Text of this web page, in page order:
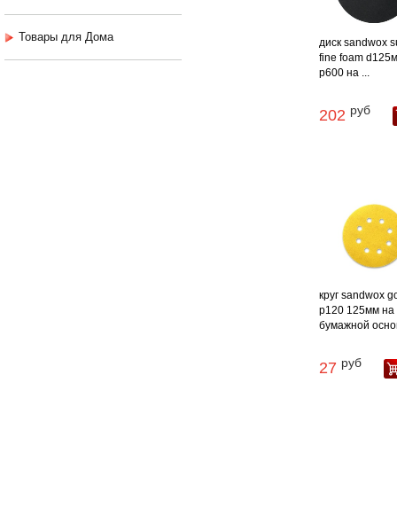
Товары для Дома
диск sandwox
fine foam
p600 на ...
202 руб
круг sandwox
p120 125мм на
бумажной
27 руб